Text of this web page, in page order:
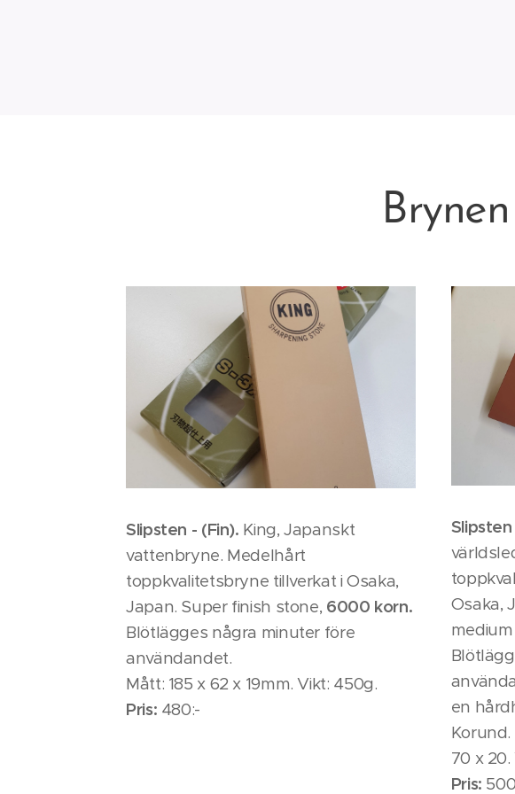
Slipsten - (Fin). King, Japanskt
vattenbryne. Medelhårt
toppkvalitetsbryne tillverkat i Osaka,
Japan. Super finish stone, 6000 korn.
Blötlägges några minuter före
användandet.
Mått: 185 x 62 x 19mm. Vikt: 450g.
Pris: 480:-
Osaka,
medium
en
70 x
Pris: